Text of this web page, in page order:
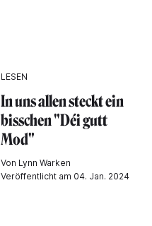
LESEN
In uns allen steckt ein
bisschen "Déi gutt
Mod"
Von Lynn Warken
Veröffentlicht am 04. Jan. 2024